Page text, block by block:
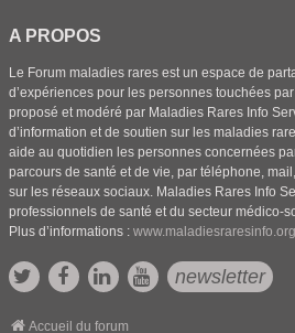
A PROPOS
Le Forum maladies rares est un espace de
d’expériences pour les personnes touchées
proposé et modéré par Maladies Rares Info
d’information et de soutien sur les maladies
aide au quotidien les personnes concernées
parcours de santé et de vie, par téléphone,
sur les réseaux sociaux. Maladies Rares Info
professionnels de santé et du secteur médico-
Plus d’informations : www.maladiesraresinfo.org
newsletter
Accueil du forum